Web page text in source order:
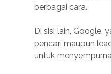
berbagai cara.
Di sisi lain, Google,
pencari maupun
untuk